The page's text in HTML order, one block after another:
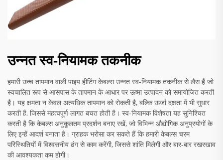
उन्नत स्व-नियामक तकनीक
हमारी उच्च तापमान वाली पाइप हीटिंग केबल्स उन्नत स्व-नियामक तकनीक से लैस हैं जो
स्वचालित रूप से आसपास के तापमान के आधार पर ऊष्मा उत्पादन को समायोजित करती
है। यह क्षमता न केवल अत्यधिक तापमान को रोकती है, बल्कि ऊर्जा दक्षता में भी सुधार
करती है, जिससे महत्वपूर्ण लागत बचत होती है। स्व-नियामक विशेषता यह सुनिश्चित
करती है कि केबल्स अनुकूलतम प्रदर्शन बनाए रखें, जो विभिन्न औद्योगिक अनुप्रयोगों के
लिए इन्हें आदर्श बनाता है। ग्राहक भरोसा कर सकते हैं कि हमारी केबल्स चरम
परिस्थितियों में विश्वसनीय ढंग से काम करेंगी, जिससे शांति मिलेगी और बार-बार रखरखाव
की आवश्यकता कम होगी।